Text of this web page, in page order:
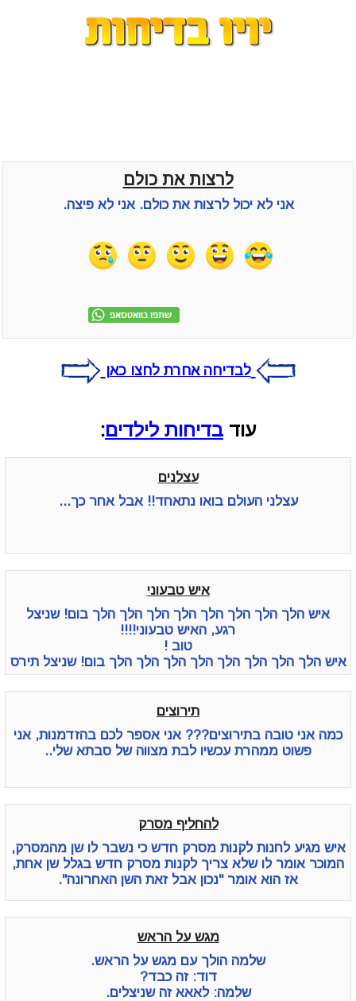
לרצות את כולם
אני לא יכול לרצות את כולם. אני לא פיצה.
לבדיחה אחרת לחצו כאן
עוד בדיחות לילדים:
עצלנים
עצלני העולם בואו נתאחד!! אבל אחר כך...
איש טבעוני
איש הלך הלך הלך הלך הלך הלך הלך הלך בום! שניצל
רגע, האיש טבעוני!!!!
טוב !
איש הלך הלך הלך הלך הלך הלך הלך הלך בום! שניצל תירס
תירוצים
כמה אני טובה בתירוצים??? אני אספר לכם בהזדמנות, אני
פשוט ממהרת עכשיו לבת מצווה של סבתא שלי..
להחליף מסרק
איש מגיע לחנות לקנות מסרק חדש כי נשבר לו שן מהמסרק,
המוכר אומר לו שלא צריך לקנות מסרק חדש בגלל שן אחת,
אז הוא אומר "נכון אבל זאת השן האחרונה".
מגש על הראש
שלמה הולך עם מגש על הראש.
דוד: זה כבד?
שלמה: לאאא זה שניצלים.